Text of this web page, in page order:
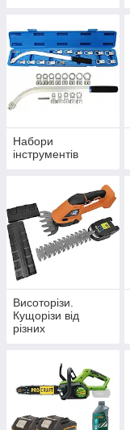
Набори
інструментів
Висоторізи.
Кущорізи від
різних